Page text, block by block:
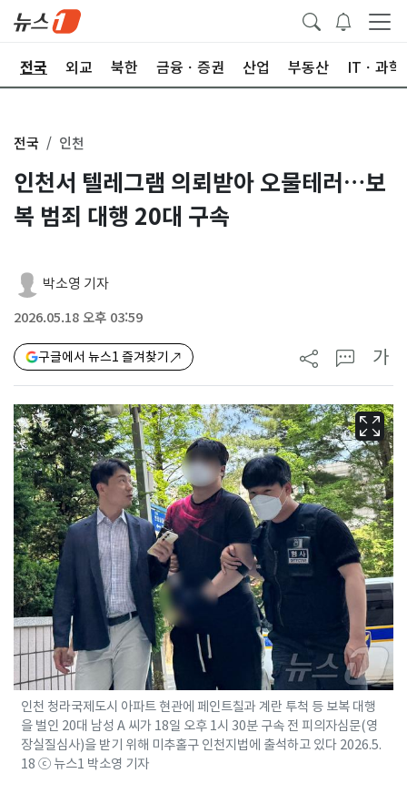
전국 외교 북한 금융ㆍ증권 산업 부동산 ITㆍ과학
전국 인천
인천서 텔레그램 의뢰받아 오물테러…보
복 범죄 대행 20대 구속
박소영 기자
2026.05.18 오후 03:59
구글에서 뉴스1 즐겨찾기 가
인천 청라국제도시 아파트 현관에 페인트칠과 계란 투척 등 보복 대행
을 벌인 20대 남성 A 씨가 18일 오후 1시 30분 구속 전 피의자심문(영
장실질심사)을 받기 위해 미추홀구 인천지법에 출석하고 있다 2026.5.
18 ⓒ 뉴스1 박소영 기자